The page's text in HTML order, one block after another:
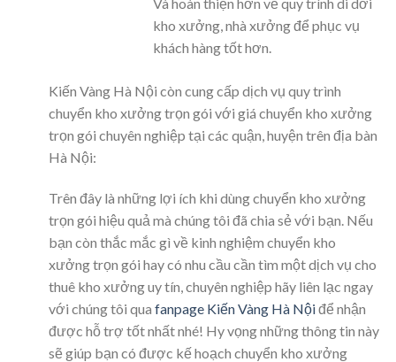
kho xưởng, nhà xưởng để phục vụ
khách hàng tốt hơn.
Kiến Vàng Hà Nội còn cung cấp dịch vụ quy trình
chuyển kho xưởng trọn gói với giá chuyển kho xưởng
trọn gói chuyên nghiệp tại các quận, huyện trên địa bàn
Hà Nội:
Trên đây là những lợi ích khi dùng chuyển kho xưởng
trọn gói hiệu quả mà chúng tôi đã chia sẻ với bạn. Nếu
bạn còn thắc mắc gì về kinh nghiệm chuyển kho
xưởng trọn gói hay có nhu cầu cần tìm một dịch vụ cho
thuê kho xưởng uy tín, chuyên nghiệp hãy liên lạc ngay
với chúng tôi qua fanpage Kiến Vàng Hà Nộiđể nhận
được hỗ trợ tốt nhất nhé! Hy vọng những thông tin này
sẽ giúp bạn có được kế hoạch chuyển kho xưởng